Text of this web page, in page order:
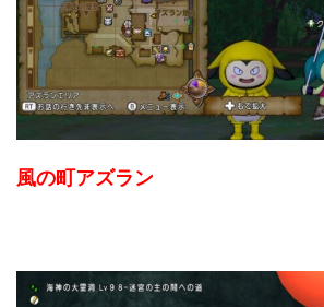
風の町アズラン